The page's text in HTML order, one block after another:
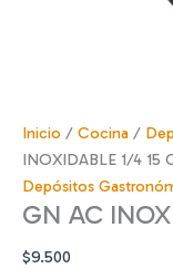
Inicio / Cocina /
INOXIDABLE 1/4 15
Depósitos
GN AC
$9.500